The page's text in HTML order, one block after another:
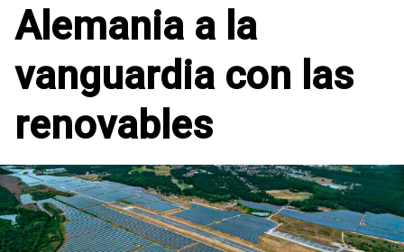
Alemania a la
vanguardia con las
renovables